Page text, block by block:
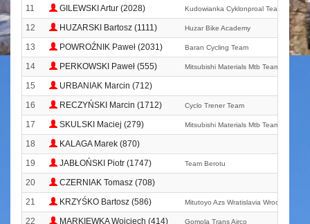
11 GILEWSKI Artur (2028) Kudowianka Cyklonproal Team
12 HUZARSKI Bartosz (1111) Huzar Bike Academy
13 POWROŹNIK Paweł (2031) Baran Cycling Team
14 PERKOWSKI Paweł (555) Mitsubishi Materials Mtb Team
15
URBANIAK Marcin (712)
16
RECZYŃSKI Marcin (1712) Cyclo Trener Team
17 SKULSKI Maciej (279) Mitsubishi Materials Mtb Team
18
KALAGA Marek (870)
19
JABŁOŃSKI Piotr (1747) Team Berotu
20
CZERNIAK Tomasz (708)
21
KRZYŚKO Bartosz (586) Mitutoyo Azs Wratislavia Wrocław
22 MARKIEWKA Wojciech (414) Gomola Trans Airco